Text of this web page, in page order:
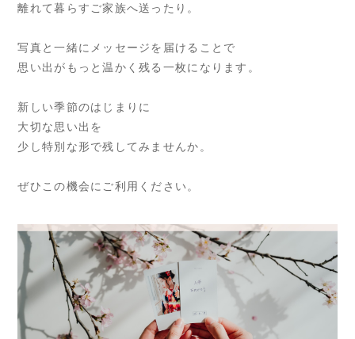
離れて暮らすご家族へ送ったり。
写真と一緒にメッセージを届けることで
思い出がもっと温かく残る一枚になります。
新しい季節のはじまりに
大切な思い出を
少し特別な形で残してみませんか。
ぜひこの機会にご利用ください。